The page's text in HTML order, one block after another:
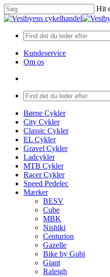
Skip
to
content
Hit
Close
Kundeservice
Om os
Menu
search
Menu
Børne Cykler
City Cykler
Classic Cykler
EL Cykler
Gravel Cykler
Ladcykler
MTB Cykler
Racer Cykler
Speed Pedelec
Mærker
BESV
Cube
MBK
Nishiki
Centurion
Gazelle
Bike by Gubi
Giant
Raleigh